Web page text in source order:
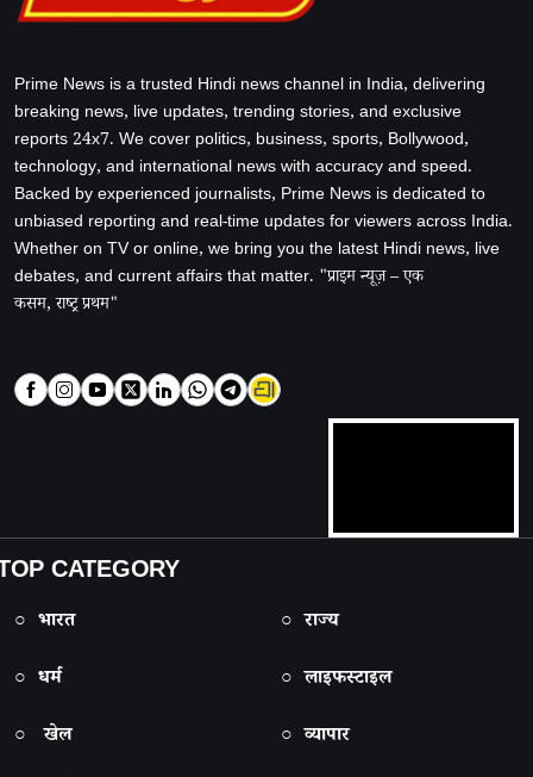
Prime News is a trusted Hindi news channel in India, delivering
breaking news, live updates, trending stories, and exclusive
reports 24x7. We cover politics, business, sports, Bollywood,
technology, and international news with accuracy and speed.
Backed by experienced journalists, Prime News is dedicated to
unbiased reporting and real-time updates for viewers across India.
Whether on TV or online, we bring you the latest Hindi news, live
debates, and current affairs that matter. "प्राइम न्यूज़ – एक
कसम, राष्ट्र प्रथम"
CATEGORY
○ भारत
○ राज्य
○ धर्म
○ लाइफस्टाइल
○ खेल
○ व्यापार